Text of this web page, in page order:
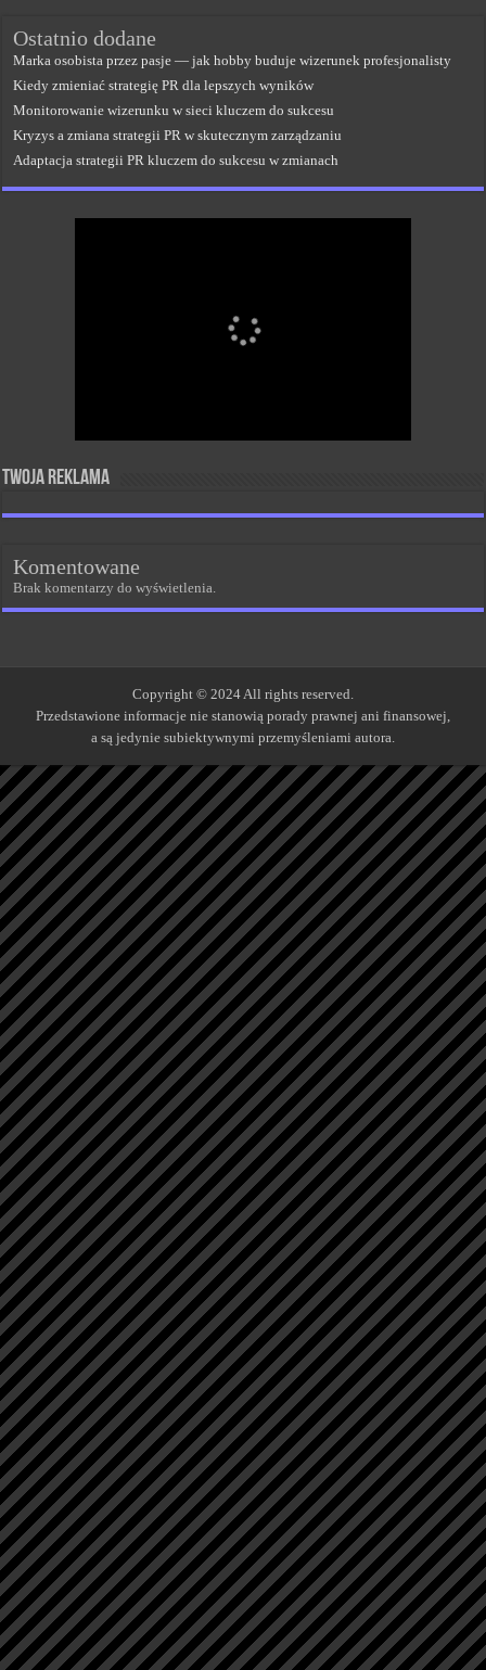
Ostatnio dodane
Marka osobista przez pasje — jak hobby buduje wizerunek profesjonalisty
Kiedy zmieniać strategię PR dla lepszych wyników
Monitorowanie wizerunku w sieci kluczem do sukcesu
Kryzys a zmiana strategii PR w skutecznym zarządzaniu
Adaptacja strategii PR kluczem do sukcesu w zmianach
Twoja reklama
Komentowane
Brak komentarzy do wyświetlenia.
Copyright © 2024 All rights reserved.
Przedstawione informacje nie stanowią porady prawnej ani finansowej,
a są jedynie subiektywnymi przemyśleniami autora.